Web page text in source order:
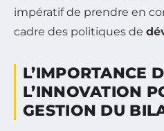
impératif de prendre en
cadre des politiques de
L’IMPORTANCE
L’INNOVATION
GESTION DU